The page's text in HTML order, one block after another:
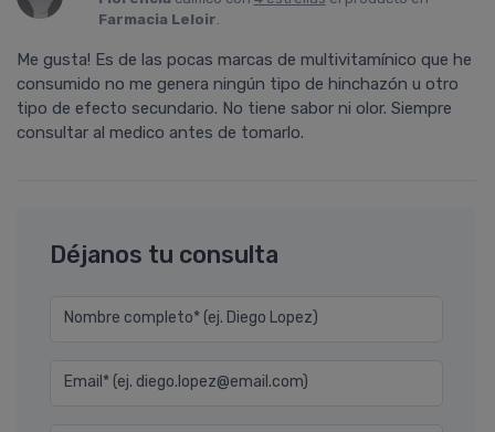
Farmacia Leloir.
Me gusta! Es de las pocas marcas de multivitamínico que he
consumido no me genera ningún tipo de hinchazón u otro
tipo de efecto secundario. No tiene sabor ni olor. Siempre
consultar al medico antes de tomarlo.
Déjanos tu consulta
Nombre completo* (ej. Diego Lopez)
Email* (ej. diego.lopez@email.com)